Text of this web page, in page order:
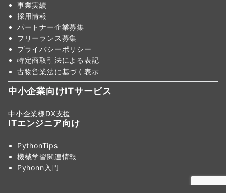
事業実績
採用情報
パートナー企業募集
フリーランス募集
プライバシーポリシー
特定商取引法による表記
古物営業法に基づく表示
中小企業向けITサービス
中小企業様DX支援
ITエンジニア向け
PythonTips
機械学習関連情報
Pyhonn入門